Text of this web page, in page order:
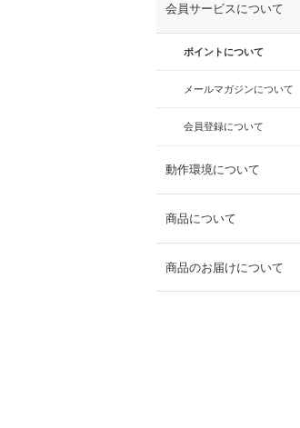
会員サービスについて
ポイントについて
メールマガジンについて
会員登録について
動作環境について
商品について
商品のお届けについて